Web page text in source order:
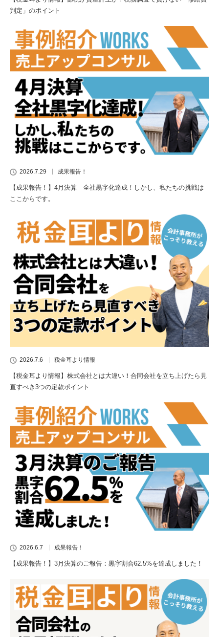
判定」のポイント
2026.7.29 成果報告！
【成果報告！】4月決算 全社黒字化達成！しかし、私たちの挑戦は
ここからです。
2026.7.6 税金耳より情報
【税金耳より情報】株式会社とは大違い！合同会社を立ち上げたら見
直すべき3つの定款ポイント
2026.6.7 成果報告！
【成果報告！】3月決算のご報告：黒字割合62.5%を達成しました！